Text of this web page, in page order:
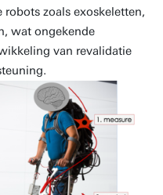
zoals exoskeletten,
wat ongekende
van revalidatie